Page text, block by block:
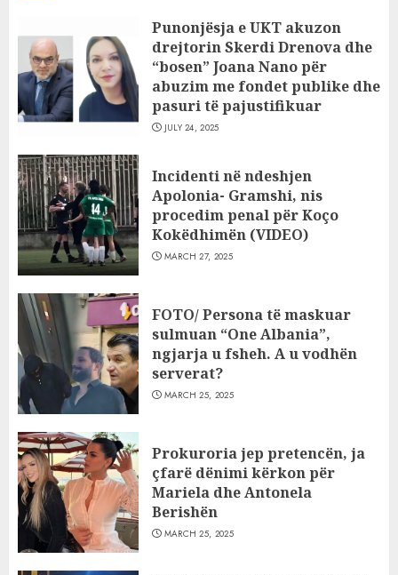
Punonjësja e UKT akuzon
drejtorin Skerdi Drenova dhe
“bosen” Joana Nano për
abuzim me fondet publike dhe
pasuri të pajustifikuar
JULY 24, 2025
Incidenti në ndeshjen
Apolonia- Gramshi, nis
procedim penal për Koço
Kokëdhimën (VIDEO)
MARCH 27, 2025
FOTO/ Persona të maskuar
sulmuan “One Albania”,
ngjarja u fsheh. A u vodhën
serverat?
MARCH 25, 2025
Prokuroria jep pretencën, ja
çfarë dënimi kërkon për
Mariela dhe Antonela
Berishën
MARCH 25, 2025